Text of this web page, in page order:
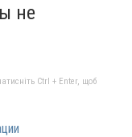
не
Ctrl + Enter, щоб